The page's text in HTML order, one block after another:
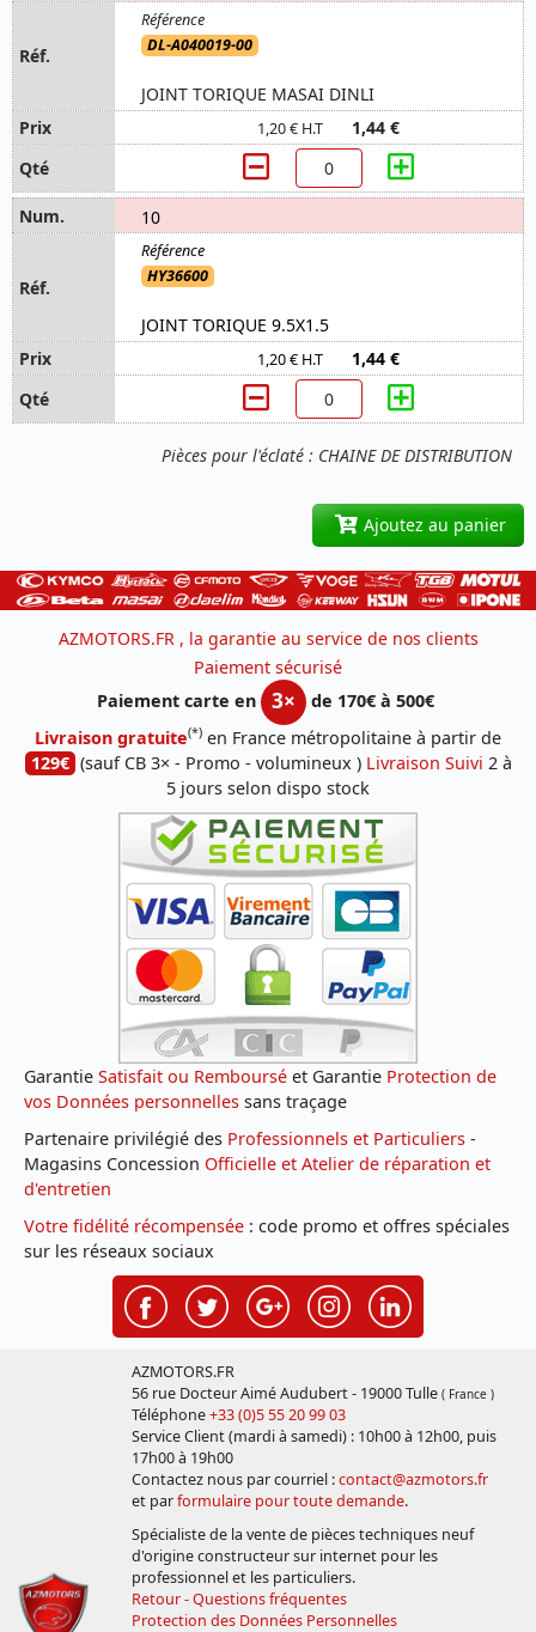
Pièces pour l'éclaté : CHAINE DE DISTRIBUTION
DL-A040019-00
JOINT TORIQUE MASAI DINLI
1,20 € H.T 1,44 €
10
HY36600
JOINT TORIQUE 9.5X1.5
1,20 € H.T 1,44 €
Ajoutez au panier
AZMOTORS.FR , la garantie au service de nos clients
Paiement sécurisé
Paiement carte en
3×
de 170€ à 500€
Livraison gratuite(*) en France métropolitaine à partir de
129€ (sauf CB 3× - Promo - volumineux ) Livraison Suivi 2 à
5 jours selon dispo stock
Garantie Satisfait ou Remboursé et Garantie Protection de
vos Données personnelles sans traçage
Partenaire privilégié des Professionnels et Particuliers -
Magasins Concession Officielle et Atelier de réparation et
d'entretien
Votre fidélité récompensée : code promo et offres spéciales
sur les réseaux sociaux
AZMOTORS.FR
56 rue Docteur Aimé Audubert - 19000 Tulle ( France )
Téléphone+33 (0)5 55 20 99 03
Service Client (mardi à samedi) : 10h00 à 12h00, puis
17h00 à 19h00
Contactez nous par courriel :contact@azmotors.fr
et parformulaire pour toute demande.
Spécialiste de la vente de pièces techniques neuf
d'origine constructeur sur internet pour les
professionnel et les particuliers.
Retour - Questions fréquentes
Protection des Données Personnelles